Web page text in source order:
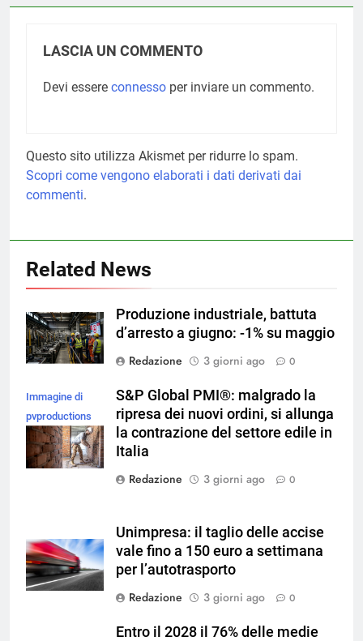
LASCIA UN COMMENTO
Devi essere connesso per inviare un commento.
Questo sito utilizza Akismet per ridurre lo spam.
Scopri come vengono elaborati i dati derivati dai
commenti.
Related News
Produzione industriale, battuta
d’arresto a giugno: -1% su maggio
Redazione
3 giorni ago 0
Immagine di
pvproductions
su Magnific
S&P Global PMI®: malgrado la
ripresa dei nuovi ordini, si allunga
la contrazione del settore edile in
Italia
Redazione
3 giorni ago 0
Unimpresa: il taglio delle accise
vale fino a 150 euro a settimana
per l’autotrasporto
Redazione
3 giorni ago 0
Entro il 2028 il 76% delle medie